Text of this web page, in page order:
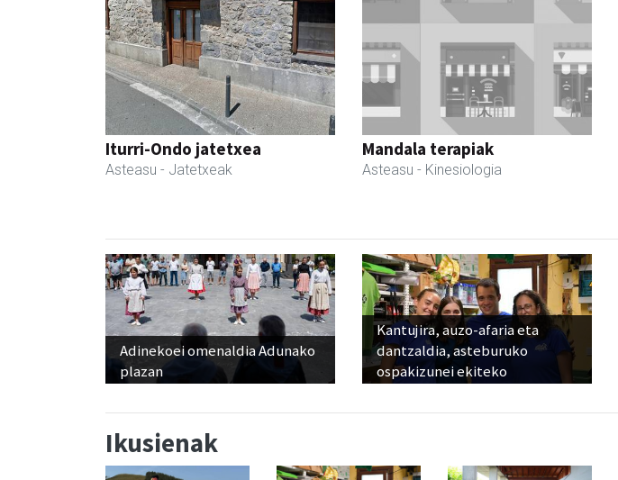
Iturri-Ondo jatetxea
Asteasu - Jatetxeak
Mandala terapiak
Asteasu - Kinesiologia
Adinekoei omenaldia Adunako
plazan
Kantujira, auzo-afaria eta
dantzaldia, asteburuko
ospakizunei ekiteko
Ikusienak